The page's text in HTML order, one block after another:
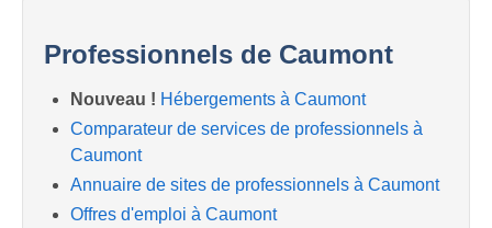
Professionnels de Caumont
Nouveau ! Hébergements à Caumont
Comparateur de services de professionnels à
Caumont
Annuaire de sites de professionnels à Caumont
Offres d'emploi à Caumont